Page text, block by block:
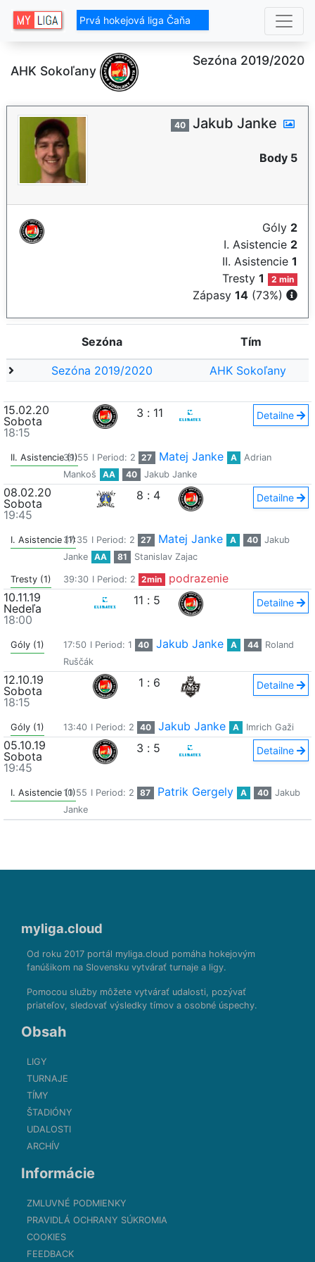
Prvá hokejová liga Čaňa
AHK Sokoľany
Sezóna 2019/2020
40 Jakub Janke
Body 5
Góly 2
I. Asistencie 2
II. Asistencie 1
Tresty1 2 min
Zápasy 14 (73%)
Sezóna Tím
Sezóna 2019/2020 AHK Sokoľany
15.02.20
Sobota
18:15
3 : 11 Detailne
II. Asistencie (1)
39:55 I Period: 2 27 Matej Janke A
Adrian
Mankoš
AA 40 Jakub Janke
08.02.20
Sobota
19:45
8 : 4 Detailne
I. Asistencie (1)37:35 I Period: 2 27 Matej Janke A 40
Jakub
Janke
AA 81 Stanislav Zajac
Tresty (1) 39:30 I Period: 2 2min
podrazenie
10.11.19
Nedeľa
18:00
11 : 5 Detailne
Góly (1) 17:50 I Period: 1 40 Jakub Janke A 44
Roland
Ruščák
12.10.19
Sobota
18:15
1 : 6 Detailne
Góly (1) 13:40 I Period: 2 40 Jakub Janke A Imrich Gaži
05.10.19
Sobota
19:45
3 : 5 Detailne
I. Asistencie (1)10:55 I Period: 2 87 Patrik Gergely A 40
Jakub
Janke
myliga.cloud
Od roku 2017 portál myliga.cloud pomáha hokejovým
fanúšikom na Slovensku vytvárať turnaje a ligy.
Pomocou služby môžete vytvárať udalosti, pozývať
priateľov, sledovať výsledky tímov a osobné úspechy.
Obsah
LIGY
TURNAJE
TÍMY
ŠTADIÓNY
UDALOSTI
ARCHÍV
Informácie
ZMLUVNÉ PODMIENKY
PRAVIDLÁ OCHRANY SÚKROMIA
COOKIES
FEEDBACK